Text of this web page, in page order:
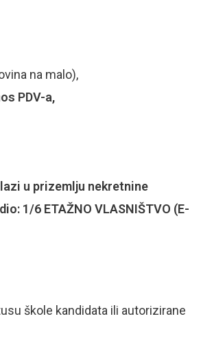
na malo),
PDV-a,
u prizemlju nekretnine
1/6 ETAŽNO VLASNIŠTVO (E-
škole kandidata ili autorizirane